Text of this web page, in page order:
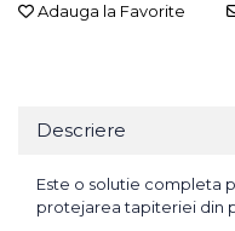
Adauga la Favorite
Descriere
Este o solutie completa
protejarea tapiteriei din